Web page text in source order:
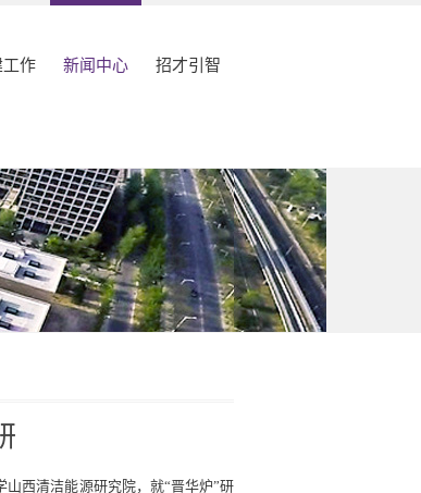
工作 新闻中心 招才引智
西清洁能源研究院，就“晋华炉”研